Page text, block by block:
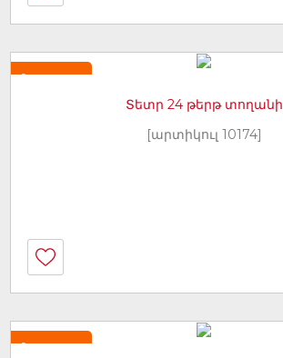
Նորույթ
Տետր 24 թերթ տողանի
[արտիկուլ 10174]
Նորույթ